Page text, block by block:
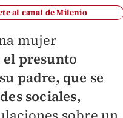
al canal de Milenio
mujer
el presunto
padre, que se
sociales,